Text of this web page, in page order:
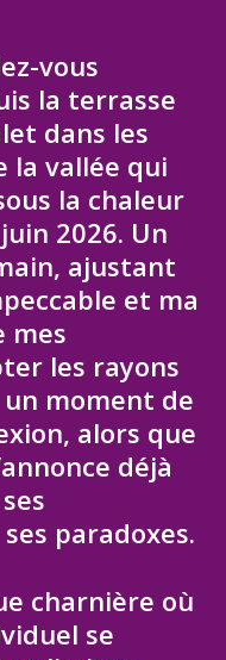
vous
la terrasse
dans les
la vallée qui
la chaleur
2026. Un
ajustant
et ma
mes
les rayons
un moment de
alors que
déjà
paradoxes.
charnière où
se